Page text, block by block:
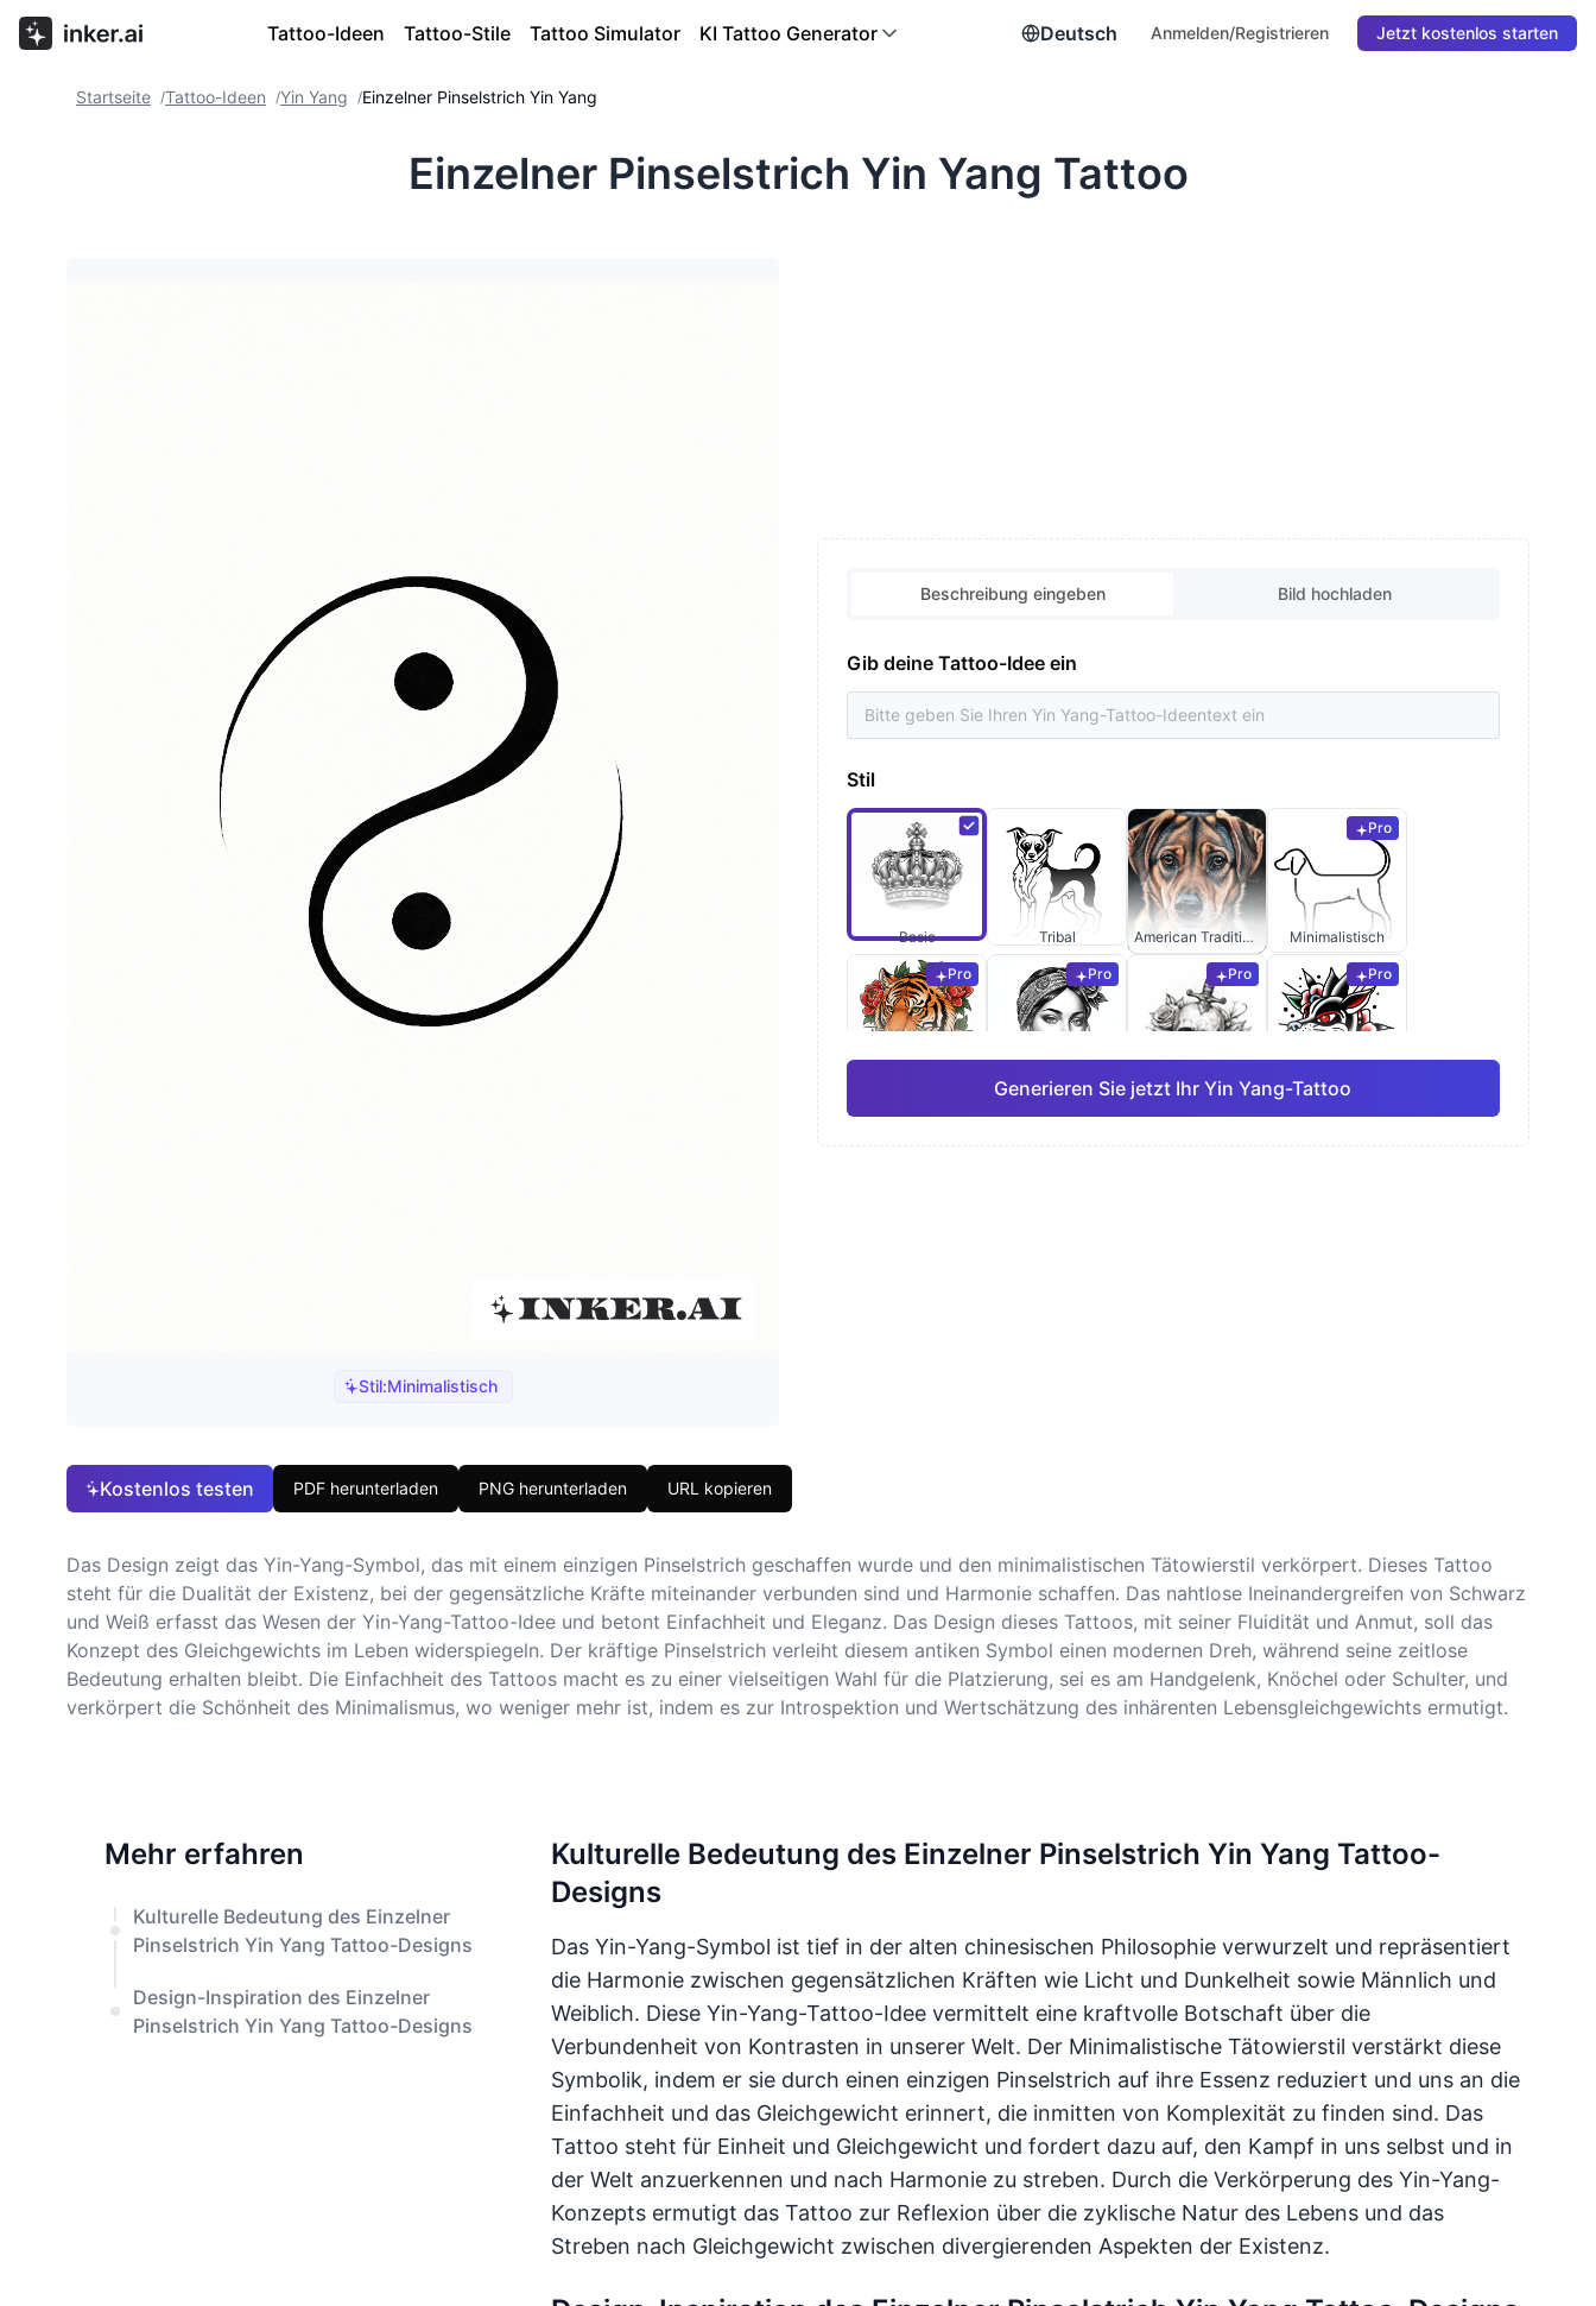
Deutsch Anmelden/Registrieren Jetzt kostenlos starten
Tattoo-Ideen Tattoo-Stile Tattoo Simulator KI Tattoo Generator
Startseite /Tattoo-Ideen /Yin Yang /Einzelner Pinselstrich Yin Yang
Einzelner Pinselstrich Yin Yang Tattoo
Stil:Minimalistisch
Beschreibung eingeben Bild hochladen
Gib deine Tattoo-Idee ein
Stil
Basic Tribal American Traditional
Pro
Minimalistisch
Pro
Japanisch
Pro
Aquarell
Pro
Feine Linie
Pro
Anime
Generieren Sie jetzt Ihr Yin Yang-Tattoo
Kostenlos testen PDF herunterladen PNG herunterladen URL kopieren
Das Design zeigt das Yin-Yang-Symbol, das mit einem einzigen Pinselstrich geschaffen wurde und den minimalistischen Tätowierstil verkörpert. Dieses Tattoo
steht für die Dualität der Existenz, bei der gegensätzliche Kräfte miteinander verbunden sind und Harmonie schaffen. Das nahtlose Ineinandergreifen von Schwarz
und Weiß erfasst das Wesen der Yin-Yang-Tattoo-Idee und betont Einfachheit und Eleganz. Das Design dieses Tattoos, mit seiner Fluidität und Anmut, soll das
Konzept des Gleichgewichts im Leben widerspiegeln. Der kräftige Pinselstrich verleiht diesem antiken Symbol einen modernen Dreh, während seine zeitlose
Bedeutung erhalten bleibt. Die Einfachheit des Tattoos macht es zu einer vielseitigen Wahl für die Platzierung, sei es am Handgelenk, Knöchel oder Schulter, und
verkörpert die Schönheit des Minimalismus, wo weniger mehr ist, indem es zur Introspektion und Wertschätzung des inhärenten Lebensgleichgewichts ermutigt.
Mehr erfahren
Kulturelle Bedeutung des Einzelner
Pinselstrich Yin Yang Tattoo-Designs
Design-Inspiration des Einzelner
Pinselstrich Yin Yang Tattoo-Designs
Kulturelle Bedeutung des Einzelner Pinselstrich Yin Yang Tattoo-
Designs
Das Yin-Yang-Symbol ist tief in der alten chinesischen Philosophie verwurzelt und repräsentiert
die Harmonie zwischen gegensätzlichen Kräften wie Licht und Dunkelheit sowie Männlich und
Weiblich. Diese Yin-Yang-Tattoo-Idee vermittelt eine kraftvolle Botschaft über die
Verbundenheit von Kontrasten in unserer Welt. Der Minimalistische Tätowierstil verstärkt diese
Symbolik, indem er sie durch einen einzigen Pinselstrich auf ihre Essenz reduziert und uns an die
Einfachheit und das Gleichgewicht erinnert, die inmitten von Komplexität zu finden sind. Das
Tattoo steht für Einheit und Gleichgewicht und fordert dazu auf, den Kampf in uns selbst und in
der Welt anzuerkennen und nach Harmonie zu streben. Durch die Verkörperung des Yin-Yang-
Konzepts ermutigt das Tattoo zur Reflexion über die zyklische Natur des Lebens und das
Streben nach Gleichgewicht zwischen divergierenden Aspekten der Existenz.